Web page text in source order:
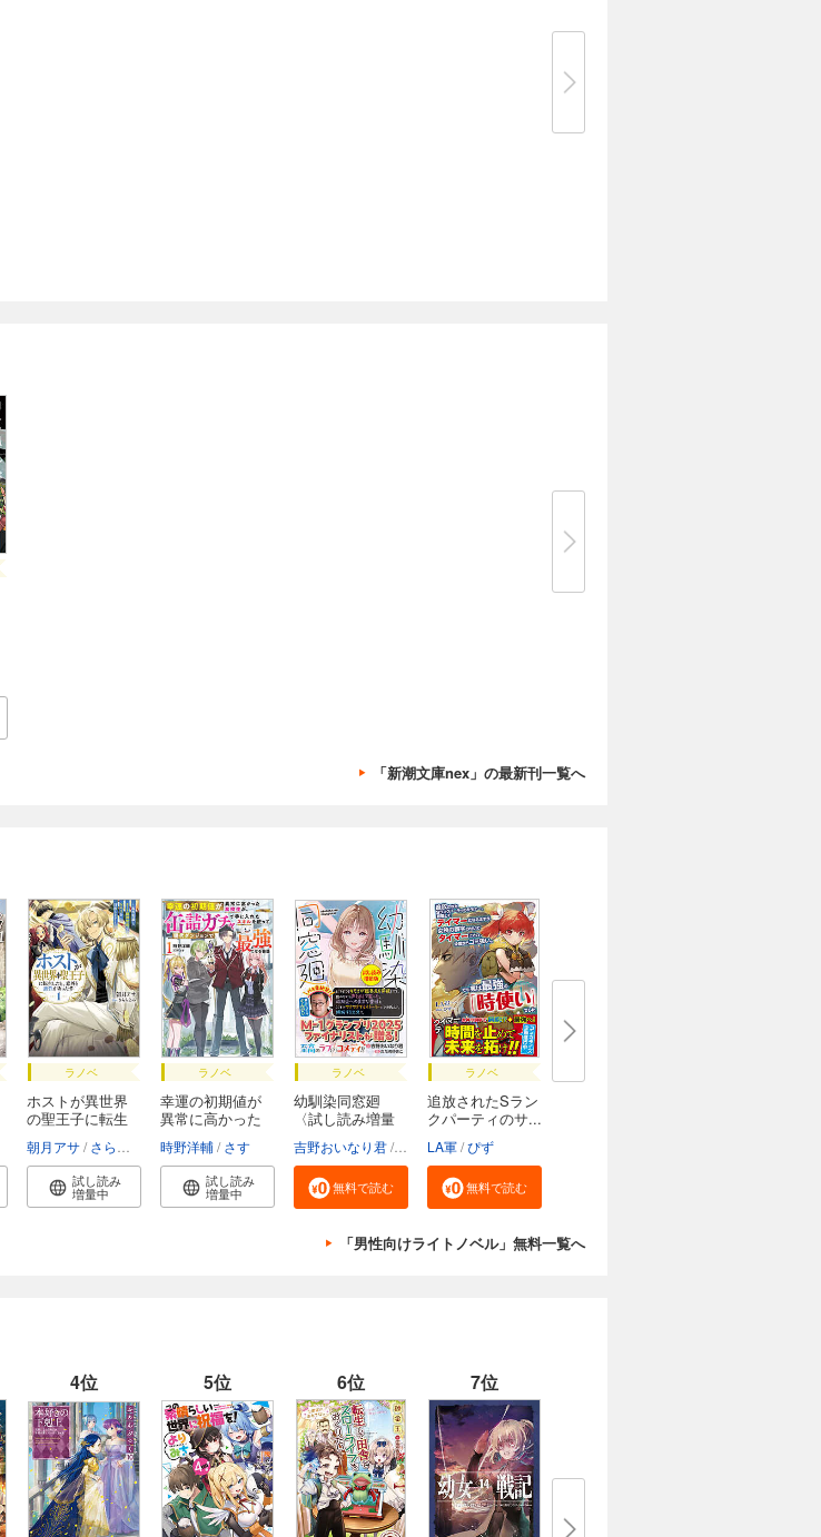
「新潮文庫nex」の最新刊一覧へ
ラノベ
ホストが異世界
の聖王子に転生
朝月アサ さらちよみ
試し読み
増量中
ラノベ
幸運の初期値が
異常に高かった
時野洋輔 さす
試し読み
増量中
ラノベ
幼馴染同窓廻
〈試し読み増量
吉野おいなり君 ただのゆきこ
無料で読む
ラノベ
追放されたSラン
クパーティのサ...
LA軍 ぴず
無料で読む
「男性向けライトノベル」無料一覧へ
4位 5位 6位 7位